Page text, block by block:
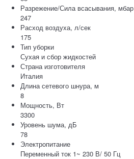
Разрежение/Сила всасывания, мбар
247
Расход воздуха, л/сек
175
Тип уборки
Сухая и сбор жидкостей
Страна изготовителя
Италия
Длина сетевого шнура, м
8
Мощность, Вт
3300
Уровень шума, дБ
78
Электропитание
Переменный ток 1~ 230 В/ 50 Гц